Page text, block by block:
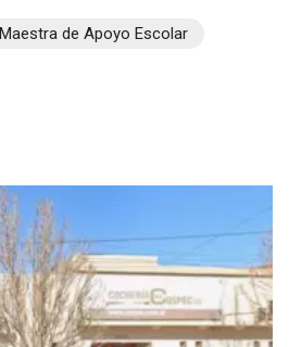
Maestra de Apoyo Escolar